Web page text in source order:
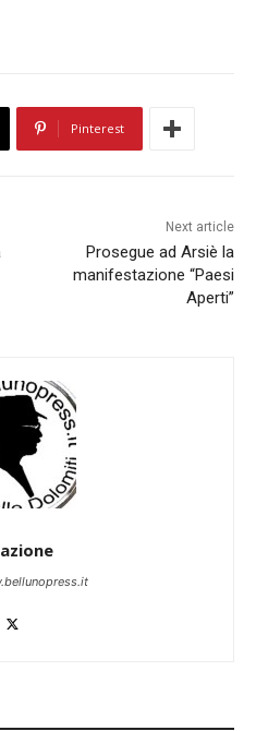
Pinterest
Next article
Prosegue ad Arsiè la
manifestazione “Paesi
Aperti”